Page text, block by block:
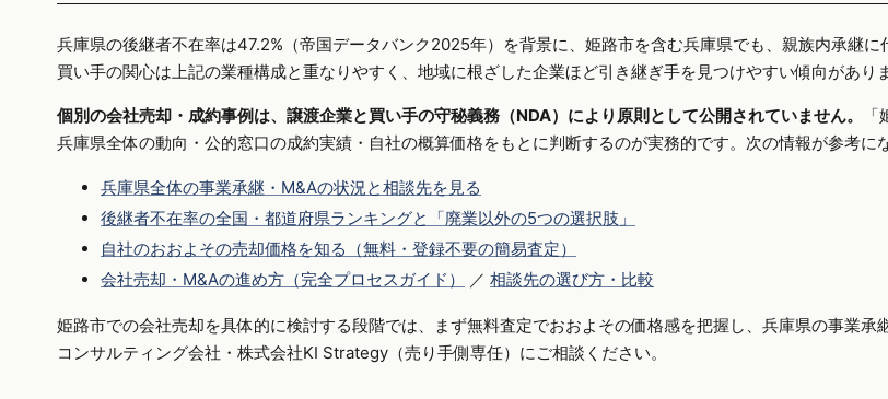
兵庫県の後継者不在率は47.2%（帝国データバンク2025年）を背景に、姫路市を含む兵庫県でも、親族内承継
買い手の関心は上記の業種構成と重なりやすく、地域に根ざした企業ほど引き継ぎ手を見つけやすい傾向がありま
個別の会社売却・成約事例は、譲渡企業と買い手の守秘義務（NDA）により原則として公開されていません。
兵庫県全体の動向・公的窓口の成約実績・自社の概算価格をもとに判断するのが実務的です。次の情報が参考に
兵庫県全体の事業承継・M&Aの状況と相談先を見る
後継者不在率の全国・都道府県ランキングと「廃業以外の5つの選択肢」
自社のおおよその売却価格を知る（無料・登録不要の簡易査定）
会社売却・M&Aの進め方（完全プロセスガイド）
／ 相談先の選び方・比較
姫路市での会社売却を具体的に検討する段階では、まず無料査定でおおよその価格感を把握し、兵庫県の事業
コンサルティング会社・株式会社KI Strategy（売り手側専任）にご相談ください。